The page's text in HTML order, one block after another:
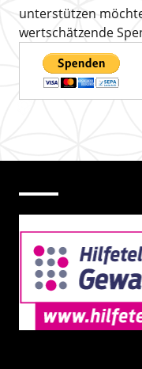
unterstützen
wertschätzende